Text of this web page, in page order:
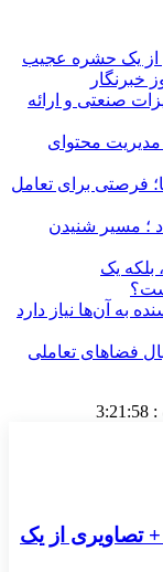
از یک حشره عجیب
خبرنگار
صنعتی و ارائه
محتوای
فرصتی برای تعامل
؛ مسیر شنیدن
بلکه یک
فضاهای تعاملی
:
3:21:59
+ تصاویری از یک